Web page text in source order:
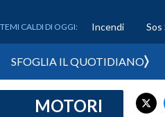
CRONACA SARDEGNA
TEMI CALDI DI OGGI: Incendi Sos
SFOGLIA IL QUOTIDIANO
MOTORI